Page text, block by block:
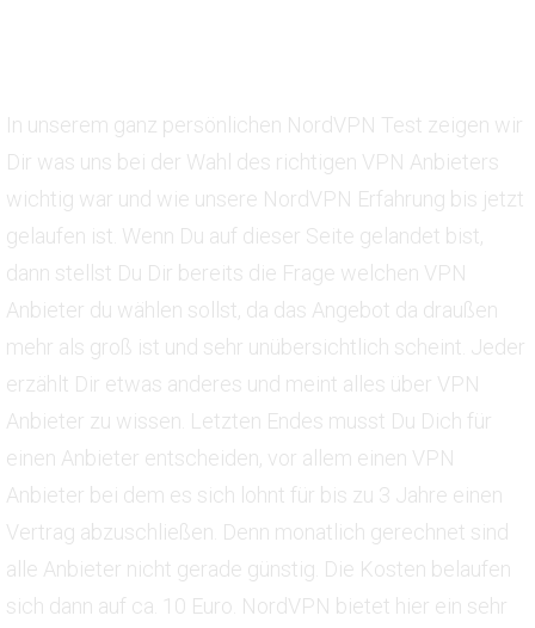
In unserem ganz persönlichen NordVPN Test zeigen wir
Dir was uns bei der Wahl des richtigen VPN Anbieters
wichtig war und wie unsere NordVPN Erfahrung bis jetzt
gelaufen ist. Wenn Du auf dieser Seite gelandet bist,
dann stellst Du Dir bereits die Frage welchen VPN
Anbieter du wählen sollst, da das Angebot da draußen
mehr als groß ist und sehr unübersichtlich scheint. Jeder
erzählt Dir etwas anderes und meint alles über VPN
Anbieter zu wissen. Letzten Endes musst Du Dich für
einen Anbieter entscheiden, vor allem einen VPN
Anbieter bei dem es sich lohnt für bis zu 3 Jahre einen
Vertrag abzuschließen. Denn monatlich gerechnet sind
alle Anbieter nicht gerade günstig. Die Kosten belaufen
sich dann auf ca. 10 Euro. NordVPN bietet hier ein sehr